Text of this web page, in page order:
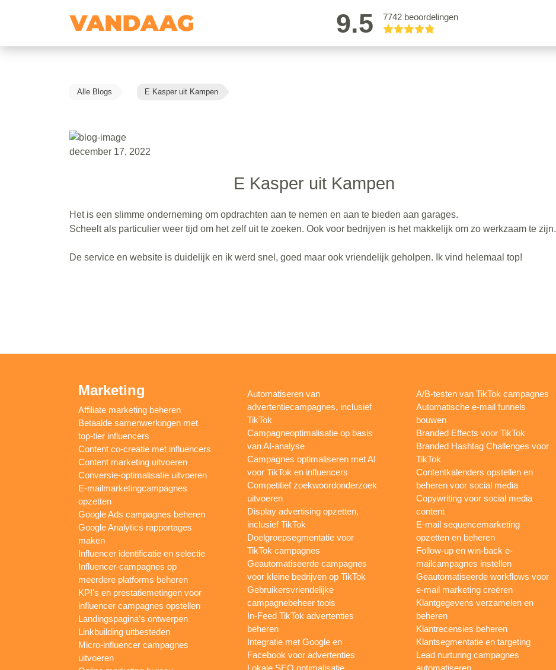
9.5 7742 beoordelingen
Alle Blogs E Kasper uit Kampen
december 17, 2022
E Kasper uit Kampen
Het is een slimme onderneming om opdrachten aan te nemen en aan te bieden aan garages.
Scheelt als particulier weer tijd om het zelf uit te zoeken. Ook voor bedrijven is het makkelijk om zo werkzaam te zijn.
De service en website is duidelijk en ik werd snel, goed maar ook vriendelijk geholpen. Ik vind helemaal top!
Marketing
Affiliate marketing beheren
Betaalde samenwerkingen met
top-tier influencers
Content co-creatie met influencers
Content marketing uitvoeren
Conversie-optimalisatie uitvoeren
E-mailmarketingcampagnes
opzetten
Google Ads campagnes beheren
Google Analytics rapportages
maken
Influencer identificatie en selectie
Influencer-campagnes op
meerdere platforms beheren
KPI's en prestatiemetingen voor
influencer campagnes opstellen
Landingspagina’s ontwerpen
Linkbuilding uitbesteden
Micro-influencer campagnes
uitvoeren
Automatiseren van
advertentiecampagnes, inclusief
TikTok
Campagneoptimalisatie op basis
van AI-analyse
Campagnes optimaliseren met AI
voor TikTok en influencers
Competitief zoekwoordonderzoek
uitvoeren
Display advertising opzetten,
inclusief TikTok
Doelgroepsegmentatie voor
TikTok campagnes
Geautomatiseerde campagnes
voor kleine bedrijven op TikTok
Gebruikersvriendelijke
campagnebeheer tools
In-Feed TikTok advertenties
beheren
Integratie met Google en
Facebook voor advertenties
Lokale SEO optimalisatie
A/B-testen van TikTok campagnes
Automatische e-mail funnels
bouwen
Branded Effects voor TikTok
Branded Hashtag Challenges voor
TikTok
Contentkalenders opstellen en
beheren voor social media
Copywriting voor social media
content
E-mail sequencemarketing
opzetten en beheren
Follow-up en win-back e-
mailcampagnes instellen
Geautomatiseerde workflows voor
e-mail marketing creëren
Klantgegevens verzamelen en
beheren
Klantrecensies beheren
Klantsegmentatie en targeting
Lead nurturing campagnes
automatiseren